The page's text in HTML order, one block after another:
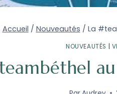
Accueil / Nouveautés / La
NOUVEAUTÉS